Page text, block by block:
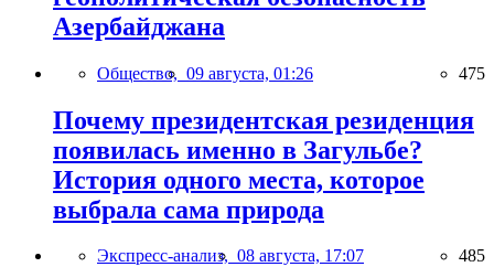
Азербайджана
Общество, 09 августа, 01:26 475
Почему президентская резиденция
появилась именно в Загульбе?
История одного места, которое
выбрала сама природа
Экспресс-анализ, 08 августа, 17:07 485